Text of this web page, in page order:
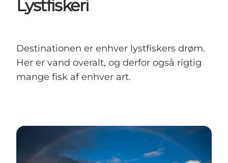
Mad & Overnatning
Planlæg din ferie
Lystfiskeri
Destinationen er enhver lystfiskers drøm.
Her er vand overalt, og derfor også rigtig
mange fisk af enhver art.